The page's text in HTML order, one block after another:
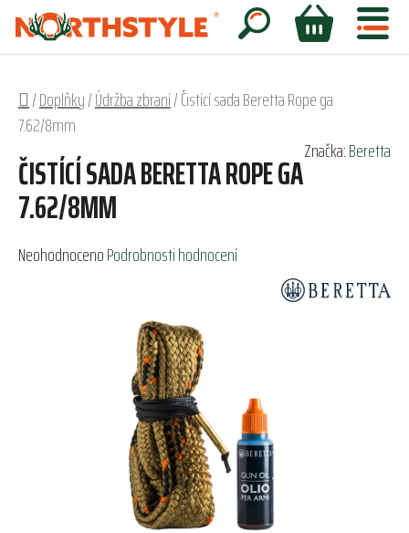
Přejít
obsah
Hledat
NÁKUPNÍ
Domů
/Doplňky/Údržba zbraní/Čistící sada Beretta Rope ga
7.62/8mm
ČISTÍCÍ SADA BERETTA ROPE GA
7.62/8MM
Průměrné
NeohodnocenoPodrobnosti hodnocení
Značka:Beretta